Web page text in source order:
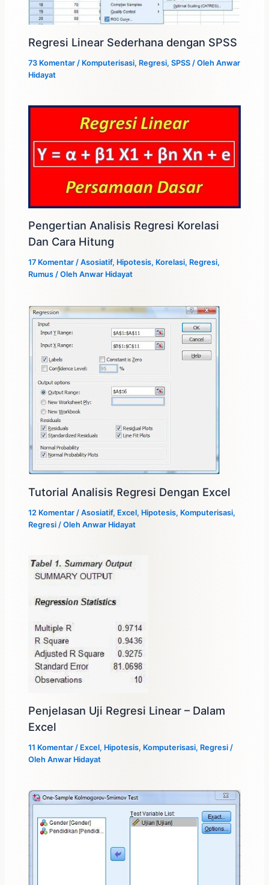
Regresi Linear Sederhana dengan SPSS
73 Komentar /Komputerisasi, Regresi,SPSS / OlehAnwar
Hidayat
Pengertian Analisis Regresi Korelasi
Dan Cara Hitung
17 Komentar /Asosiatif, Hipotesis, Korelasi, Regresi,
Rumus / OlehAnwar Hidayat
Tutorial Analisis Regresi Dengan Excel
12 Komentar /Asosiatif, Excel, Hipotesis, Komputerisasi,
Regresi / OlehAnwar Hidayat
Penjelasan Uji Regresi Linear – Dalam
Excel
11 Komentar / Excel, Hipotesis, Komputerisasi, Regresi /
OlehAnwar Hidayat